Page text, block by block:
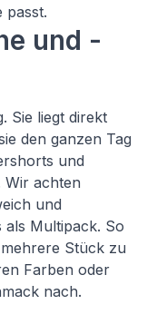
passt.
und -
Sie liegt direkt
den ganzen Tag
und
Wir achten
und
als Multipack. So
Stück zu
Farben oder
nach.